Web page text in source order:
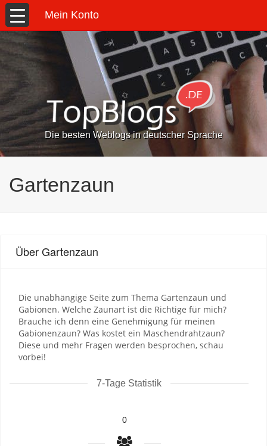
Mein Konto
Die besten Weblogs in deutscher Sprache
Gartenzaun
Über Gartenzaun
Die unabhängige Seite zum Thema Gartenzaun und
Gabionen. Welche Zaunart ist die Richtige für mich?
Brauche ich denn eine Genehmigung für meinen
Gabionenzaun? Was kostet ein Maschendrahtzaun?
Diese und mehr Fragen werden besprochen, schau
vorbei!
7-Tage Statistik
0